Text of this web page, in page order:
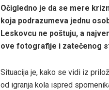
Očigledno je da se mere
koja podrazumeva jednu
Leskovcu ne poštuju, a
ove fotografije i zatečenog
Situacija je, kako se vidi iz
od igranja kola ispred